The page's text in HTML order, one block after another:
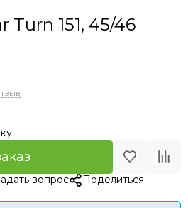
Turn 151, 45/46
вопрос Поделиться